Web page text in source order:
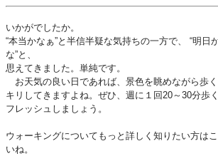
いかがでしたか。
“本当かなぁ”と半信半疑な気持ちの一方で、 “明日
な”と、
思えてきました。単純です。
お天気の良い日であれば、景色を眺めながら歩
キリしてきますよね。ぜひ、週に１回20～30分歩
フレッシュしましょう。
ウォーキングについてもっと詳しく知りたい方は
いね。